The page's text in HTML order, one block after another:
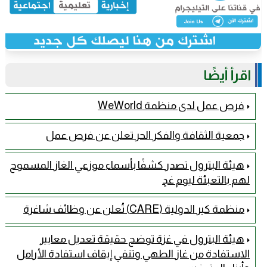
اقرأ أيضًا
فرص عمل لدى منظمة WeWorld
جمعية الثقافة والفكر الحر تعلن عن فرص عمل
هيئة البترول تصدر كشفًا بأسماء موزعي الغاز المسموح
لهم بالتعبئة ليوم غدٍ
منظمة كير الدولية (CARE) تُعلن عن وظائف شاغرة
هيئة البترول في غزة توضح حقيقة تعديل معايير
الاستفادة من غاز الطهي وتنفي إيقاف استفادة الأرامل